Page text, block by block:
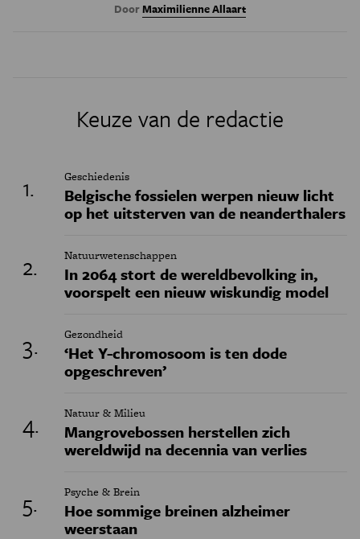
DoorMaximilienne Allaart
Keuze van de redactie
Geschiedenis
Belgische fossielen werpen nieuw licht
op het uitsterven van de neanderthalers
Natuurwetenschappen
In 2064 stort de wereldbevolking in,
voorspelt een nieuw wiskundig model
Gezondheid
‘Het Y-chromosoom is ten dode
opgeschreven’
Natuur & Milieu
Mangrovebossen herstellen zich
wereldwijd na decennia van verlies
Psyche & Brein
Hoe sommige breinen alzheimer
weerstaan